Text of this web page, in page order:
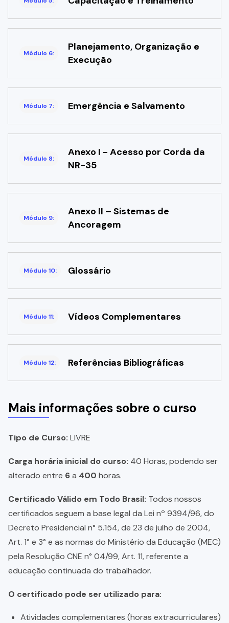
Módulo 6:
Planejamento, Organização e
Execução
Módulo 7: Emergência e Salvamento
Módulo 8:
Anexo I - Acesso por Corda da
NR-35
Módulo 9:
Anexo II – Sistemas de
Ancoragem
Módulo 10: Glossário
Módulo 11: Vídeos Complementares
Módulo 12: Referências Bibliográficas
Mais informações sobre o curso
Tipo de Curso: LIVRE
Carga horária inicial do curso: 40 Horas, podendo ser
alterado entre 6a 400 horas.
Certificado Válido em Todo Brasil: Todos nossos
certificados seguem a base legal da Lei nº 9394/96, do
Decreto Presidencial n° 5.154, de 23 de julho de 2004,
Art. 1° e 3° e as normas do Ministério da Educação (MEC)
pela Resolução CNE n° 04/99, Art. 11, referente a
educação continuada do trabalhador.
O certificado pode ser utilizado para:
Atividades complementares (horas extracurriculares)